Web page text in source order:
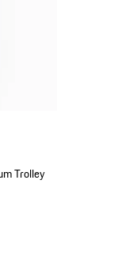
Trolley